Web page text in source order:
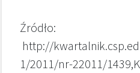
Źródło:
http://
1/2011/nr-22011/